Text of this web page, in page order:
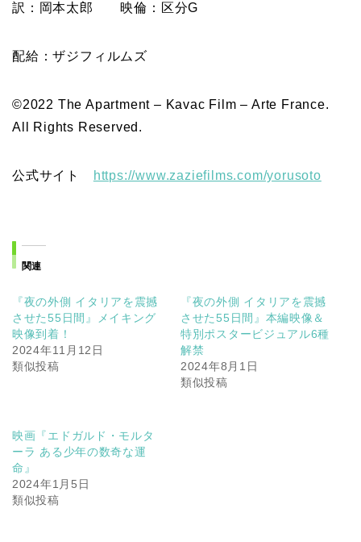
訳：岡本太郎 映倫：区分G
配給：ザジフィルムズ
©2022 The Apartment – Kavac Film – Arte France.
All Rights Reserved.
公式サイト https://www.zaziefilms.com/yorusoto
関連
『夜の外側 イタリアを震撼
させた55日間』メイキング
映像到着！
2024年11月12日
類似投稿
『夜の外側 イタリアを震撼
させた55日間』本編映像＆
特別ポスタービジュアル6種
解禁
2024年8月1日
類似投稿
映画『エドガルド・モルタ
ーラ ある少年の数奇な運
命』
2024年1月5日
類似投稿